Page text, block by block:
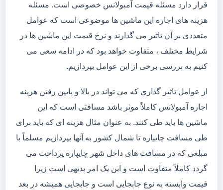
قرار دارد مسئله قیمت آمبولانس خصوصی است. مسئله
هزینه های اجاره این ماشین ها موضوعی است که عوامل
متعددی بر آن تاثیر می گذارند و نرخ قیمت این ماشین ها در
شرایط مختلف ، متفاوت خواهد بود که در ادامه سعی می
کنیم به بررسی برخی از این عوامل بپردازیم.
از عوامل تاثیر گذاری که می تواند در بالا و پایین رفتن هزینه
اجاره آمبولانس کاملاً موثر باشد مسافتی است که این
ماشین ها باید طی کنند. به عنوان مثال هزینه ای که باید برای
طی مسافت چایپاره تا شمال کشور به آنها بپردازیم مسلماً با
مبلغی که در مسافت های داخل شهر چایپاره پرداخت می
گردد کاملاً متفاوت است و این یک امر بدیهی است زیرا
قیمت وابسته به نوع جابجایی است و جابجایی همیشه در بعد